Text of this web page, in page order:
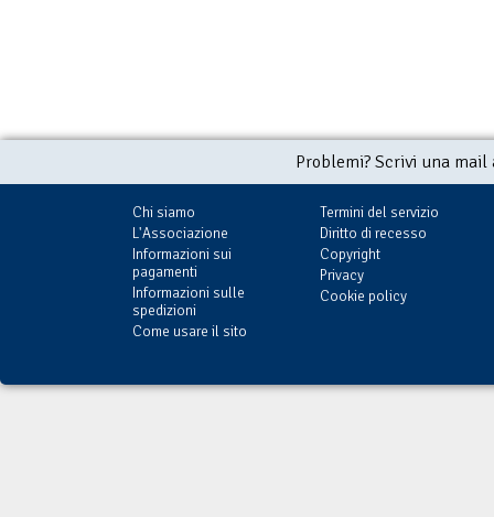
Problemi? Scrivi una
Chi siamo
L'Associazione
Informazioni sui
pagamenti
Informazioni sulle
spedizioni
Come usare il sito
Termini del servizio
Diritto di recesso
Copyright
Privacy
Cookie policy